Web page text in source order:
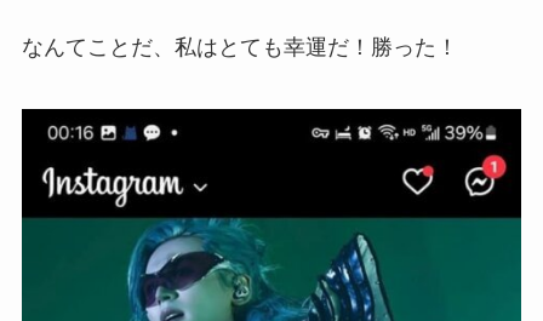
なんてことだ、私はとても幸運だ！勝った！